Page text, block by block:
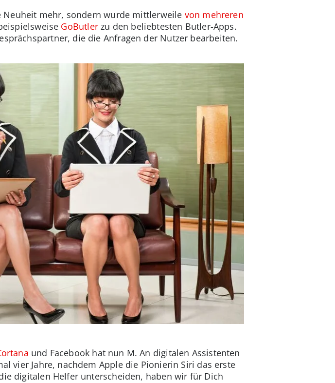
mehr, sondern wurde mittlerweile von mehreren
GoButlerzu den beliebtesten Butler-Apps.
die die Anfragen der Nutzer bearbeiten.
und Facebook hat nun M. An digitalen Assistenten
vier Jahre, nachdem Apple die Pionierin Siri das erste
digitalen Helfer unterscheiden, haben wir für Dich